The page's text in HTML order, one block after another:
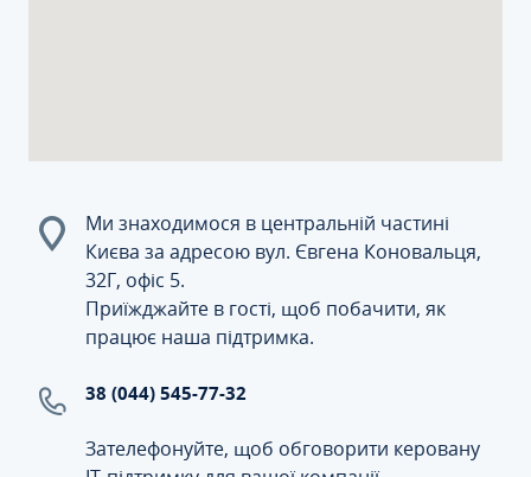
Ми знаходимося в центральній частині
Києва за адресою вул. Євгена Коновальця,
32Г, офіс 5.
Приїжджайте в гості, щоб побачити, як
працює наша підтримка.
38 (044) 545-77-32
Зателефонуйте, щоб обговорити керовану